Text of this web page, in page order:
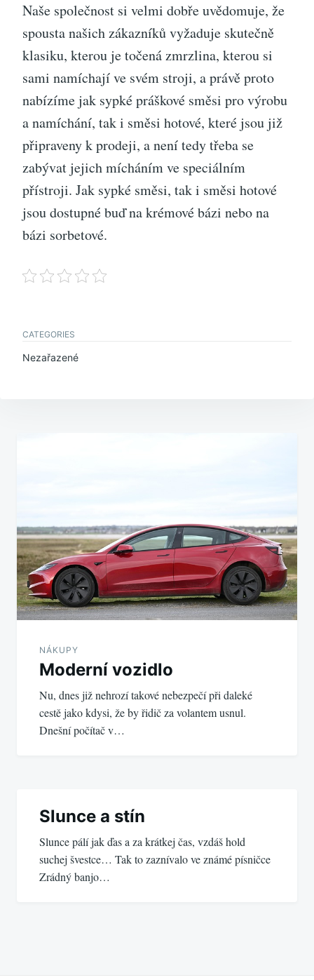
Naše společnost si velmi dobře uvědomuje, že
spousta našich zákazníků vyžaduje skutečně
klasiku, kterou je točená zmrzlina, kterou si
sami namíchají ve svém stroji, a právě proto
nabízíme jak sypké práškové směsi pro výrobu
a namíchání, tak i směsi hotové, které jsou již
připraveny k prodeji, a není tedy třeba se
zabývat jejich mícháním ve speciálním
přístroji. Jak sypké směsi, tak i směsi hotové
jsou dostupné buď na krémové bázi nebo na
bázi sorbetové.
CATEGORIES
Nezařazené
NÁKUPY
Moderní vozidlo
Nu, dnes již nehrozí takové nebezpečí při daleké
cestě jako kdysi, že by řidič za volantem usnul.
Dnešní počítač v…
Slunce a stín
Slunce pálí jak ďas a za krátkej čas, vzdáš hold
suchej švestce… Tak to zaznívalo ve známé písničce
Zrádný banjo…